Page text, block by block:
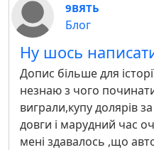
9ВЯТЬ
Блог
Ну шось
Допис більше для
незнаю з чого
виграли,купу долярів
довги і марудний час
мені здавалось ,що